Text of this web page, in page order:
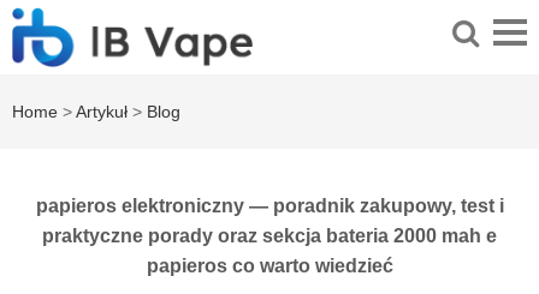
Home >Artykuł > Blog
papieros elektroniczny — poradnik zakupowy, test i
praktyczne porady oraz sekcja bateria 2000 mah e
papieros co warto wiedzieć